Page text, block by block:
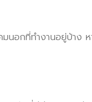
มนอกที่ทำงานอยู่บ้า